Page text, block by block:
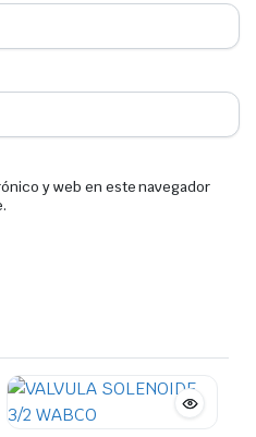
y web en este navegador